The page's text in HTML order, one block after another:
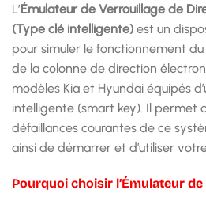
L’Émulateur de Verrouillage de
(Type clé intelligente) est un
pour simuler le fonctionnement
de la colonne de direction
modèles Kia et Hyundai équipés
intelligente (smart key). Il permet
défaillances courantes de ce
ainsi de démarrer et d’utiliser
Pourquoi choisir l’Émulateur